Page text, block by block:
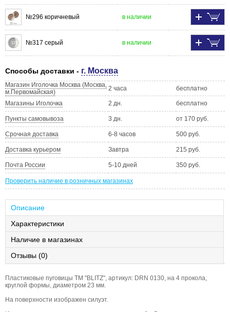
№296 коричневый в наличии
№317 серый в наличии
Способы доставки - г. Москва
Магазин Иголочка Москва (Москва,
м.Первомайская)
2 часа бесплатно
Магазины Иголочка 2 дн. бесплатно
Пункты самовывоза 3 дн. от 170 руб.
Срочная доставка 6-8 часов 500 руб.
Доставка курьером Завтра 215 руб.
Почта России 5-10 дней 350 руб.
Проверить наличие в розничных магазинах
Описание
Характеристики
Наличие в магазинах
Отзывы (0)
Пластиковые пуговицы ТМ "BLITZ", артикул: DRN 0130, на 4 прокола,
круглой формы, диаметром 23 мм.
На поверхности изображен силуэт.